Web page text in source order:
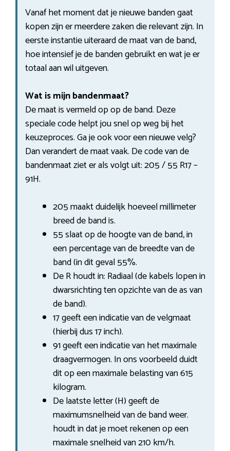
Vanaf het moment dat je nieuwe banden gaat
kopen zijn er meerdere zaken die relevant zijn. In
eerste instantie uiteraard de maat van de band,
hoe intensief je de banden gebruikt en wat je er
totaal aan wil uitgeven.
Wat is mijn bandenmaat?
De maat is vermeld op op de band. Deze
speciale code helpt jou snel op weg bij het
keuzeproces. Ga je ook voor een nieuwe velg?
Dan verandert de maat vaak. De code van de
bandenmaat ziet er als volgt uit: 205 / 55 R17 –
91H.
205 maakt duidelijk hoeveel millimeter
breed de band is.
55 slaat op de hoogte van de band, in
een percentage van de breedte van de
band (in dit geval 55%.
De R houdt in: Radiaal (de kabels lopen in
dwarsrichting ten opzichte van de as van
de band).
17 geeft een indicatie van de velgmaat
(hierbij dus 17 inch).
91 geeft een indicatie van het maximale
draagvermogen. In ons voorbeeld duidt
dit op een maximale belasting van 615
kilogram.
De laatste letter (H) geeft de
maximumsnelheid van de band weer.
houdt in dat je moet rekenen op een
maximale snelheid van 210 km/h.